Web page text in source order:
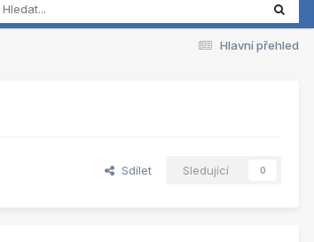
Hlavní přehled
Sdílet Sledující 0